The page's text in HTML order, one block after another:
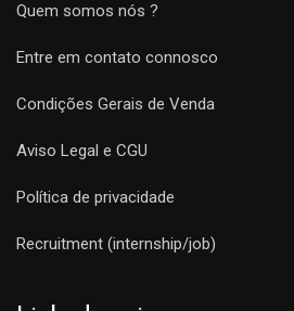
Quem somos nós ?
Entre em contato connosco
Condições Gerais de Venda
Aviso Legal e CGU
Política de privacidade
Recruitment (internship/job)